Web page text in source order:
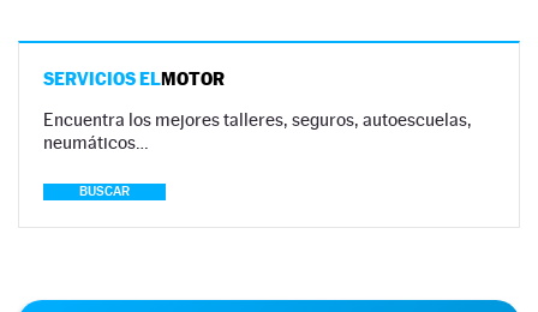
SERVICIOS ELMOTOR
Encuentra los mejores talleres, seguros, autoescuelas,
neumáticos…
BUSCAR